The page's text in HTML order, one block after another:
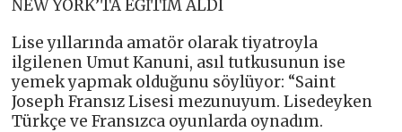
NEW YORK’TA EĞİTİM ALDI
Lise yıllarında amatör olarak tiyatroyla
ilgilenen Umut Kanuni, asıl tutkusunun ise
yemek yapmak olduğunu söylüyor: “Saint
Joseph Fransız Lisesi mezunuyum. Lisedeyken
Türkçe ve Fransızca oyunlarda oynadım.